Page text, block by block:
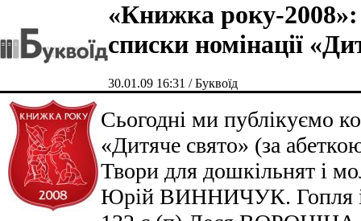
«Книжка року-2008»:
списки номінації
30.01.09 16:31 / Буквоїд
Сьогодні ми публікуємо
«Дитяче свято» (за
Твори для дошкільнят і
Юрій ВИННИЧУК. Гопля і